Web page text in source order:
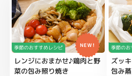
季節のおすすめレシピ NEW!
レンジにおまかせ♪鶏肉と野
菜の包み照り焼き
季節のお
ズッ
包み